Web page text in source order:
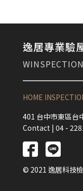
逸居專業驗
WINSPECTION
HOME
401 台中市東區台
Contact | 04 -
© 2021 逸居科技